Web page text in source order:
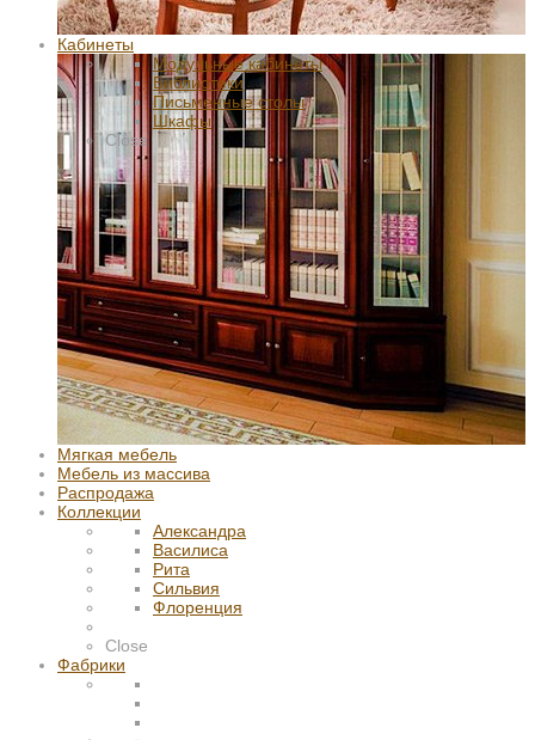
Кабинеты
Модульные кабинеты
Библиотеки
Письменные столы
Шкафы
Close
Мягкая мебель
Мебель из массива
Распродажа
Коллекции
Александра
Василиса
Рита
Сильвия
Флоренция
Close
Фабрики